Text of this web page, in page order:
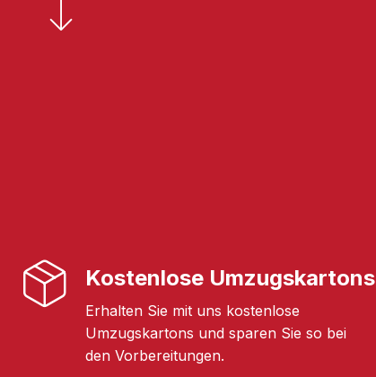
Kostenlose Umzugskartons
Erhalten Sie mit uns kostenlose
Umzugskartons und sparen Sie so bei
den Vorbereitungen.